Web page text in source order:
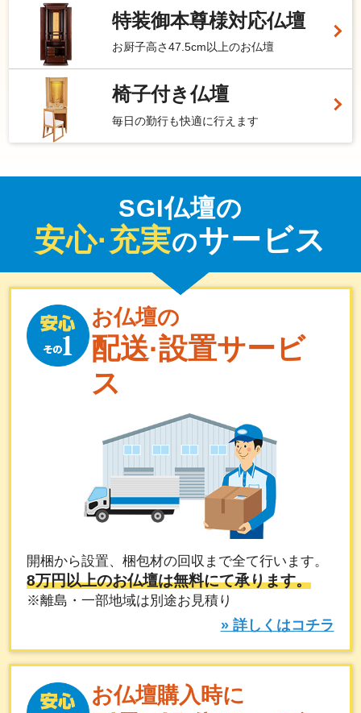
特装御本尊様対応仏壇
お厨子高さ47.5cm以上のお仏壇
椅子付き仏壇
毎日の勤行も快適に行えます
SGI仏壇の
安心·充実のサービス
お仏壇の
配送·設置サービ
ス
開梱から設置、梱包材の回収まで全て行います。
8万円以上のお仏壇は無料にて承ります。
※離島・一部地域は別途お見積り
» 詳しくはコチラ
お仏壇購入時に